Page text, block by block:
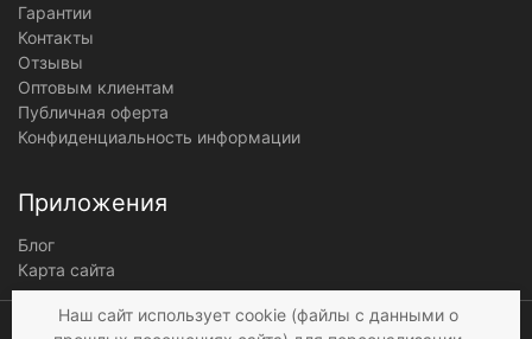
Гарантии
Контакты
Отзывы
Оптовым клиентам
Публичная оферта
Конфиденциальность информации
Приложения
Блог
Карта сайта
Мы получаем и
Наш сайт использует cookie (файлы с данными о